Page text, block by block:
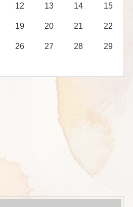
12 13 14 15
19 20 21 22
26 27 28 29